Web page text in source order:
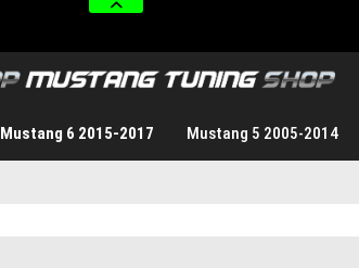
Mustang 6 2015-2017 Mustang 5 2005-2014